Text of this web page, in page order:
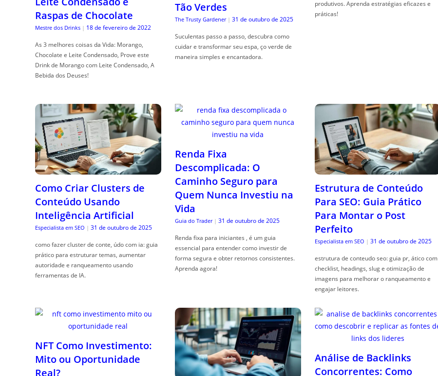
Raspas de Chocolate
Mestre dos Drinks | 18 de fevereiro de 2022
As 3 melhores coisas da Vida: Morango,
Chocolate e Leite Condensado, Prove este
Drink de Morango com Leite Condensado, A
Bebida dos Deuses!
Tão Verdes
The Trusty Gardener | 31 de outubro de 2025
Suculentas passo a passo, descubra como
cuidar e transformar seu espa, ço verde de
maneira simples e encantadora.
produtivos. Aprenda estratégias eficazes e
práticas!
Como Criar Clusters de
Conteúdo Usando
Inteligência Artificial
Especialista em SEO | 31 de outubro de 2025
como fazer cluster de conte, údo com ia: guia
prático para estruturar temas, aumentar
autoridade e ranqueamento usando
ferramentas de IA.
Renda Fixa
Descomplicada: O
Caminho Seguro para
Quem Nunca Investiu na
Vida
Guia do Trader | 31 de outubro de 2025
Renda fixa para iniciantes , é um guia
essencial para entender como investir de
forma segura e obter retornos consistentes.
Aprenda agora!
Estrutura de Conteúdo
Para SEO: Guia Prático
Para Montar o Post
Perfeito
Especialista em SEO | 31 de outubro de 2025
estrutura de conteudo seo: guia pr, ático com
checklist, headings, slug e otimização de
imagens para melhorar o ranqueamento e
engajar leitores.
NFT Como Investimento:
Mito ou Oportunidade
Real?
Análise de Backlinks
Concorrentes: Como